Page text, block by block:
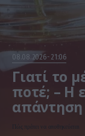
08.08.2026 21:06
Γιατί το
ποτέ; – Η
απάντηση
Πώς πρέπει να αποθηκεύεται